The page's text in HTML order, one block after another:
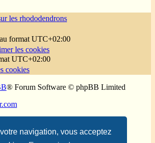
navigation, vous acceptez
les rhododendrons
format UTC+02:00
les cookies
UTC+02:00
cookies
® Forum Software © phpBB Limited